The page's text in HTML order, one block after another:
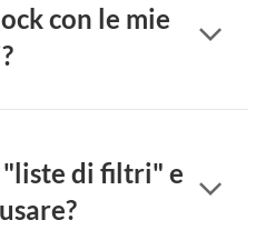
con le mie
arrow_forward_ios
"liste di filtri" e
arrow_forward_ios